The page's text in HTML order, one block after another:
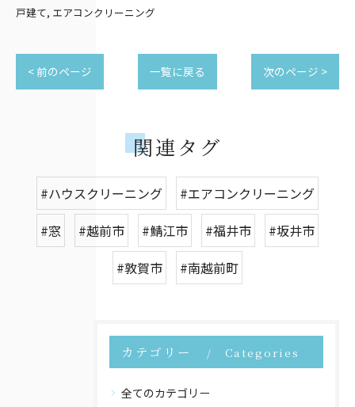
戸建て エアコンクリーニング
< 前のページ 一覧に戻る 次のページ >
関連タグ
#ハウスクリーニング
#エアコンクリーニング
#窓
#越前市 #鯖江市 #福井市
#坂井市
#敦賀市
#南越前町
カテゴリー Categories
全てのカテゴリー